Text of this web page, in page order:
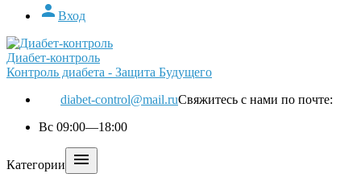
 Вход
Диабет-контроль
Контроль диабета - Защита Будущего
diabet-control@mail.ruСвяжитесь с нами по почте:
Вс 09:00—18:00
Категории 